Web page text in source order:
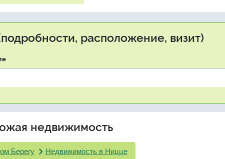
расположение, визит)
недвижимость
Берегу Недвижимость в Ницце